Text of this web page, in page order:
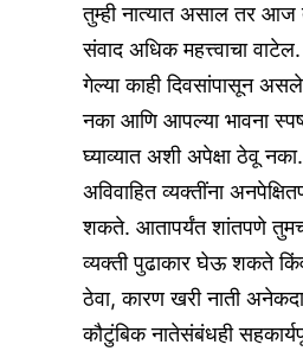
तुम्ही नात्यात असाल तर आज
संवाद अधिक महत्त्वाचा
गेल्या काही दिवसांपासून
नका आणि आपल्या भावना
घ्याव्यात अशी अपेक्षा ठेवू नका.
अविवाहित व्यक्तींना
शकते. आतापर्यंत शांतपणे
व्यक्ती पुढाकार घेऊ शकते
ठेवा, कारण खरी नाती
कौटुंबिक नातेसंबंधही